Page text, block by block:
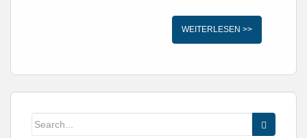
WEITERLESEN >>